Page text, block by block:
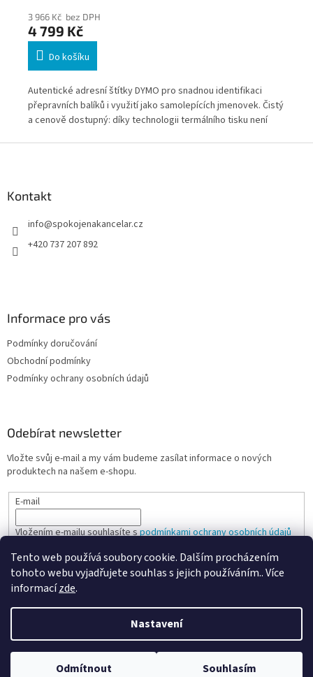
Tento web používá soubory cookie. Dalším procházením
tohoto webu vyjadřujete souhlas s jejich používáním.. Více
informacízde.
Nastavení
Odmítnout Souhlasím
3 966 Kč bez DPH
4 799 Kč
Do košíku
Autentické adresní štítky DYMO pro snadnou identifikaci
přepravních balíků i využití jako samolepících jmenovek. Čistý
a cenově dostupný: díky technologii termálního tisku není
Kontakt
info@spokojenakancelar.cz
+420 737 207 892
Informace pro vás
Podmínky doručování
Obchodní podmínky
Podmínky ochrany osobních údajů
Odebírat newsletter
Vložte svůj e-mail a my vám budeme zasílat informace o nových
produktech na našem e-shopu.
E-mail
Vložením e-mailu souhlasíte spodmínkami ochrany osobních údajů
PŘIHLÁSIT SE
Vytvořil Shoptet
Copyright 2026Spokojená kancelář . Všechna práva vyhrazena.